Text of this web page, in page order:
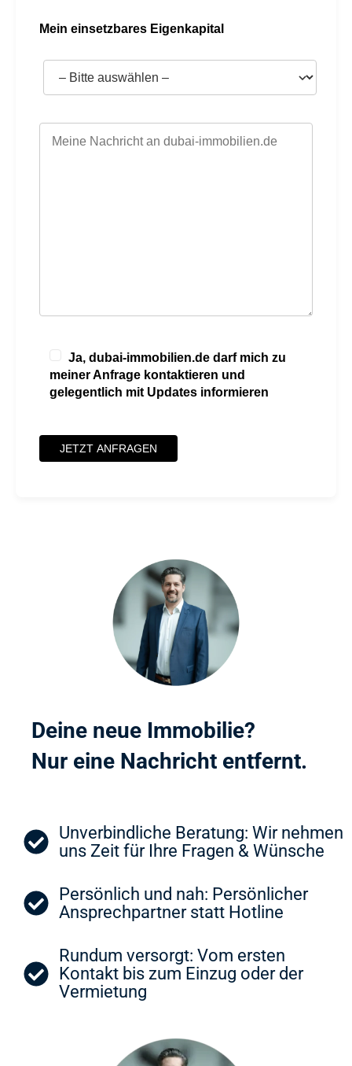
Mein einsetzbares Eigenkapital
Ja, dubai-immobilien.de darf mich zu
meiner Anfrage kontaktieren und
gelegentlich mit Updates informieren
Deine neue Immobilie?
Nur eine Nachricht entfernt.
Unverbindliche Beratung: Wir nehmen
uns Zeit für Ihre Fragen & Wünsche
Persönlich und nah: Persönlicher
Ansprechpartner statt Hotline
Rundum versorgt: Vom ersten
Kontakt bis zum Einzug oder der
Vermietung